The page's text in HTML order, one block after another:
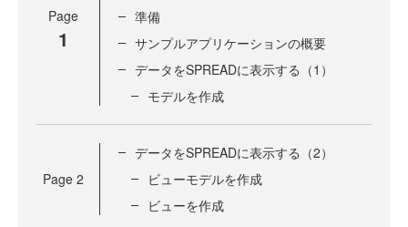
Page
1
準備
サンプルアプリケーションの概要
データをSPREADに表示する（1）
モデルを作成
Page 2
データをSPREADに表示する（2）
ビューモデルを作成
ビューを作成